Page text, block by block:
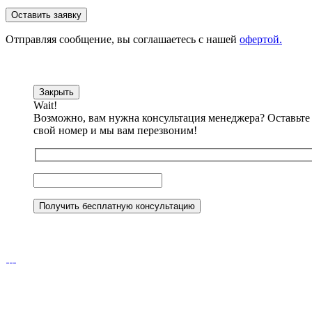
Отправляя сообщениe, вы соглашаетесь с нашей офертой.
Закрыть
Wait!
Возможно, вам нужна консультация менеджера? Оставьте
свой номер и мы вам перезвоним!